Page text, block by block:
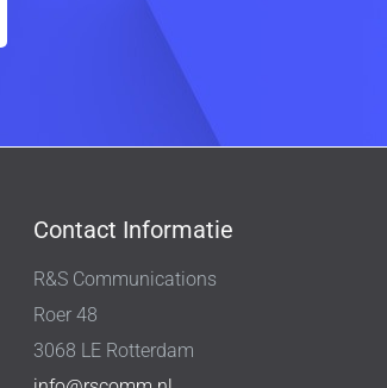
Contact Informatie
R&S Communications
Roer 48
3068 LE Rotterdam